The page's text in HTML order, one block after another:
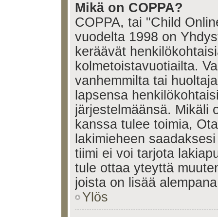
Mikä on COPPA?
COPPA, tai "Child
vuodelta 1998 on
keräävät
kolmetoistavuotiailta.
vanhemmilta tai
lapsensa
järjestelmäänsä. Mikäli
kanssa tulee toimia,
lakimieheen
tiimi ei voi tarjota
tule ottaa yteyttä
joista on lisää
Ylös